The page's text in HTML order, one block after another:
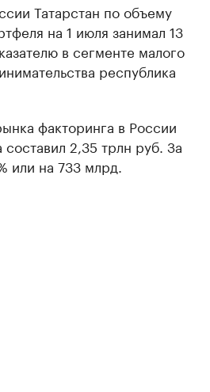
Татарстан по объему
на 1 июля занимал 13
в сегменте малого
республика
факторинга в России
2,35 трлн руб. За
или на 733 млрд.